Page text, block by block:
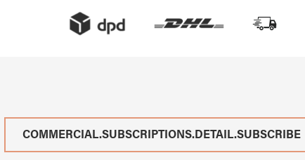
COMMERCIAL.SUBSCRIPTIONS.DETAIL.SUBSCRIBE